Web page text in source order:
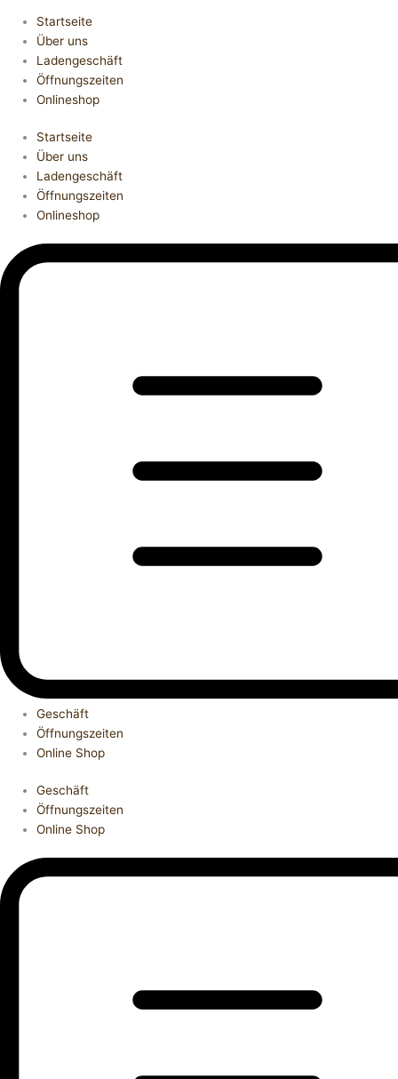
Startseite
Über uns
Ladengeschäft
Öffnungszeiten
Onlineshop
Startseite
Über uns
Ladengeschäft
Öffnungszeiten
Onlineshop
Geschäft
Öffnungszeiten
Online Shop
Geschäft
Öffnungszeiten
Online Shop